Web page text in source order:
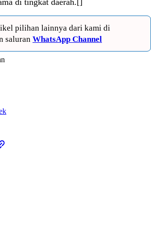
di tingkat daerah.[]
pilihan lainnya dari kami di
saluran WhatsApp Channel